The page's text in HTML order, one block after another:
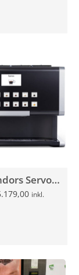
Rheavendors Servomat rhTT3.pro schwarz
inkl.